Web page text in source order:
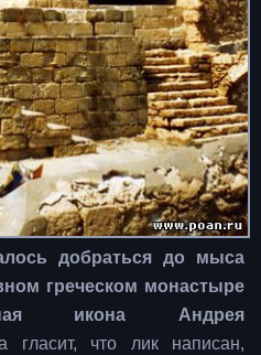
добраться до мыса
греческом монастыре
икона Андрея
гласит, что лик написан,